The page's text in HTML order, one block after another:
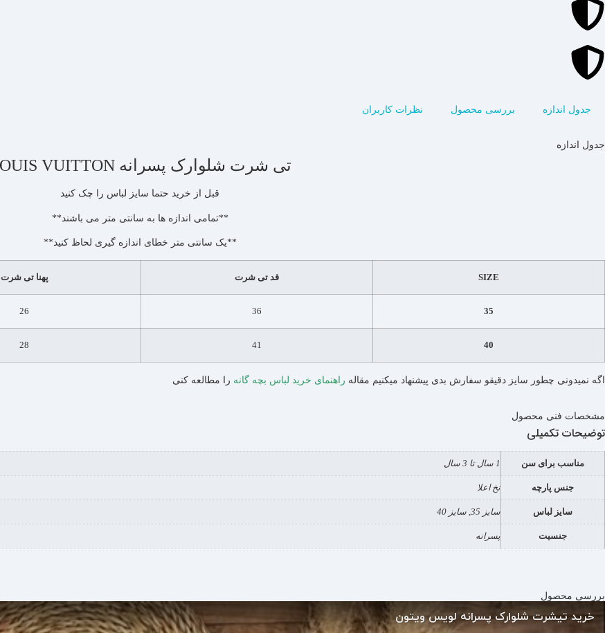
جدول اندازه بررسی محصول نظرات کاربران
جدول اندازه
تی شرت شلوارک پسرانه LOUIS VUITTON
قبل از خرید حتما سایز لباس را چک کنید
**تمامی اندازه ها به سانتی متر می باشند**
**یک سانتی متر خطای اندازه گیری لحاظ کنید**
SIZE قد تی شرت پهنا تی شرت
35
36
26
40
41
28
اگه نمیدونی چطور سایز دقیقو سفارش بدی پیشنهاد میکنیم مقاله راهنمای خرید لباس بچه گانه را مطالعه کنی
مشخصات فنی محصول
توضیحات تکمیلی
مناسب برای سن 1 سال تا 3 سال
جنس پارچه نخ اعلا
سایز لباس سایز 35, سایز 40
جنسیت پسرانه
بررسی محصول